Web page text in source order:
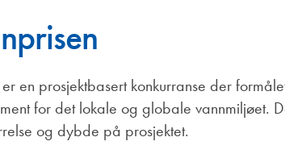
i VANN
Foredrag
en prosjektbasert konkurranse der
for det lokale og globale vannmiljøet.
og dybde på prosjektet.